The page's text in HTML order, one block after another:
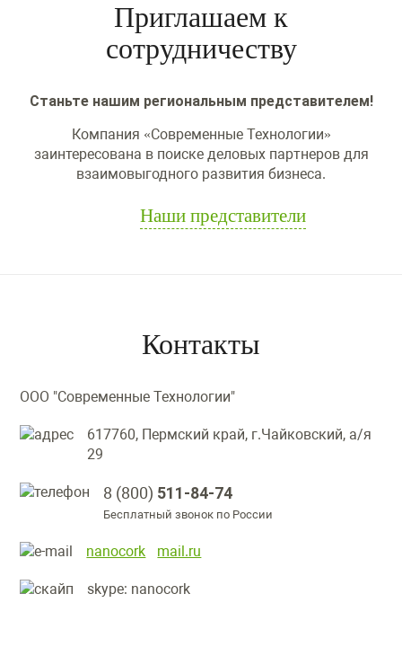
Приглашаем к
сотрудничеству
Станьте нашим региональным представителем!
Компания «Современные Технологии»
заинтересована в поиске деловых партнеров для
взаимовыгодного развития бизнеса.
Наши представители
Контакты
ООО "Современные Технологии"
617760, Пермский край, г.Чайковский, а/я
29
8 (800) 511-84-74
Бесплатный звонок по России
nanocork mail.ru
skype: nanocork